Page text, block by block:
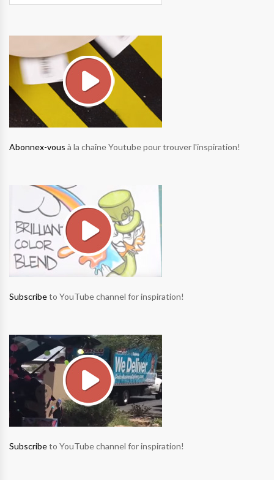
Abonnex-vous à la chaîne Youtube pour trouver l'inspiration!
Subscribeto YouTube channel for inspiration!
Subscribeto YouTube channel for inspiration!